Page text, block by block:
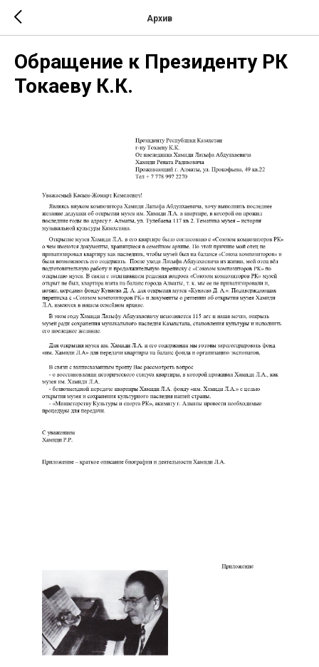
Архив
Обращение к Президенту РК
Токаеву К.К.